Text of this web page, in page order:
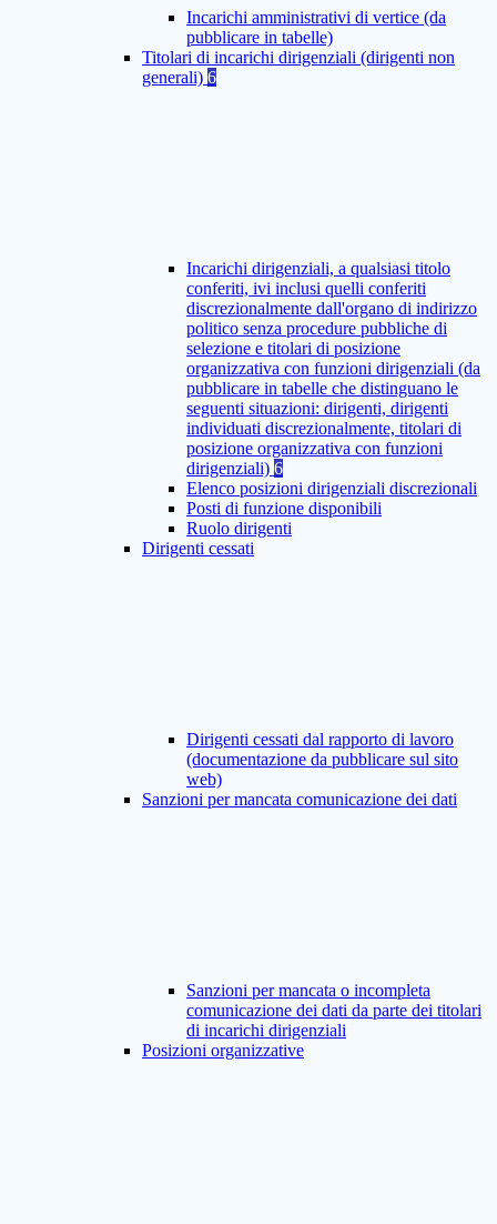
Incarichi amministrativi di vertice (da
pubblicare in tabelle)
Titolari di incarichi dirigenziali (dirigenti non
generali) 6
Incarichi dirigenziali, a qualsiasi titolo
conferiti, ivi inclusi quelli conferiti
discrezionalmente dall'organo di indirizzo
politico senza procedure pubbliche di
selezione e titolari di posizione
organizzativa con funzioni dirigenziali (da
pubblicare in tabelle che distinguano le
seguenti situazioni: dirigenti, dirigenti
individuati discrezionalmente, titolari di
posizione organizzativa con funzioni
dirigenziali) 6
Elenco posizioni dirigenziali discrezionali
Posti di funzione disponibili
Ruolo dirigenti
Dirigenti cessati
Dirigenti cessati dal rapporto di lavoro
(documentazione da pubblicare sul sito
web)
Sanzioni per mancata comunicazione dei dati
Sanzioni per mancata o incompleta
comunicazione dei dati da parte dei titolari
di incarichi dirigenziali
Posizioni organizzative